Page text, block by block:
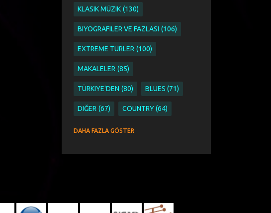
KLASIK MÜZIK 130
BIYOGRAFILER VE FAZLASI 106
EXTREME TÜRLER 100
MAKALELER 85
TÜRKIYE'DEN 80 BLUES 71
DIĞER 67 COUNTRY 64
SINGER SONGWRITER
DAHA FAZLA GÖSTER